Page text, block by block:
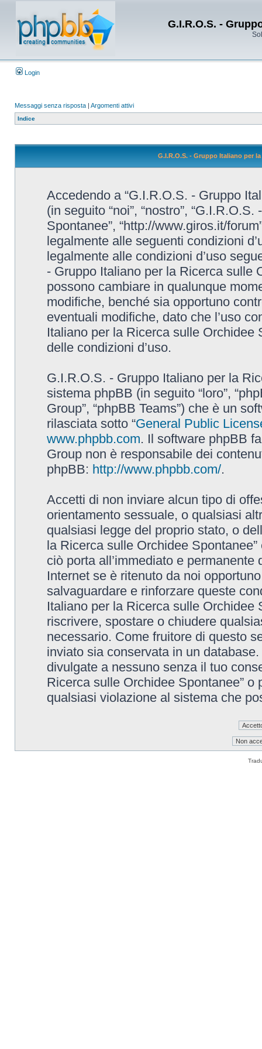
G.I.R.O.S. -
Login
Messaggi senza risposta | Argomenti attivi
Indice
G.I.R.O.S. - Gruppo Italiano per
Accedendo a “G.I.R.O.S. - Gruppo
(in seguito “noi”, “nostro”,
Spontanee”, “http://www.giros.it/
legalmente alle seguenti condizioni
legalmente alle condizioni d’uso
- Gruppo Italiano per la Ricerca sulle
possono cambiare in qualunque
modifiche, benché sia opportuno
eventuali modifiche, dato che l’uso
Italiano per la Ricerca sulle Orchidee
delle condizioni d’uso.
G.I.R.O.S. - Gruppo Italiano per la
sistema phpBB (in seguito “loro”,
Group”, “phpBB Teams”) che è un
rilasciata sotto “General Public
www.phpbb.com. Il software phpBB
Group non è responsabile dei
phpBB: http://www.phpbb.com/.
Accetti di non inviare alcun tipo di
orientamento sessuale, o qualsiasi
qualsiasi legge del proprio stato, o
la Ricerca sulle Orchidee
ciò porta all’immediato e
Internet se è ritenuto da noi
salvaguardare e rinforzare queste
Italiano per la Ricerca sulle Orchidee
riscrivere, spostare o chiudere
necessario. Come fruitore di questo
inviato sia conservata in un
divulgate a nessuno senza il tuo
Ricerca sulle Orchidee Spontanee”
qualsiasi violazione al sistema che